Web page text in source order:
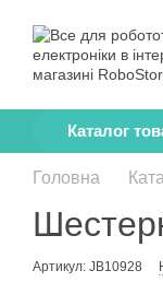
Каталог
Головна
Артикул: JB10928